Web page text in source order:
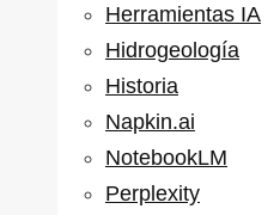
Herramientas IA
Hidrogeología
Historia
Napkin.ai
NotebookLM
Perplexity